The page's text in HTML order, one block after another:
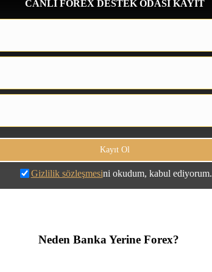
CANLI FOREX DESTEK ODASI KAYIT
Gizlilik sözleşmesini okudum, kabul ediyorum.
Neden Banka Yerine Forex?